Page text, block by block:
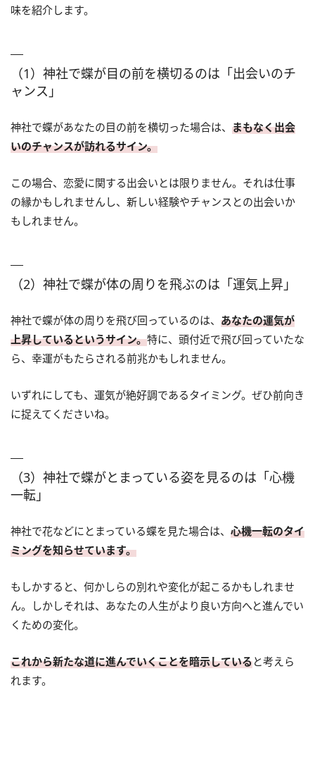
味を紹介します。
（1）神社で蝶が目の前を横切るのは「出会いのチ
ャンス」
神社で蝶があなたの目の前を横切った場合は、 まもなく出会
いのチャンスが訪れるサイン。
この場合、恋愛に関する出会いとは限りません。それは仕事
の縁かもしれませんし、新しい経験やチャンスとの出会いか
もしれません。
（2）神社で蝶が体の周りを飛ぶのは「運気上昇」
神社で蝶が体の周りを飛び回っているのは、 あなたの運気が
上昇しているというサイン。特に、頭付近で飛び回っていたな
ら、幸運がもたらされる前兆かもしれません。
いずれにしても、運気が絶好調であるタイミング。ぜひ前向き
に捉えてくださいね。
（3）神社で蝶がとまっている姿を見るのは「心機
一転」
神社で花などにとまっている蝶を見た場合は、 心機一転のタイ
ミングを知らせています。
もしかすると、何かしらの別れや変化が起こるかもしれませ
ん。しかしそれは、あなたの人生がより良い方向へと進んでい
くための変化。
これから新たな道に進んでいくことを暗示していると考えら
れます。